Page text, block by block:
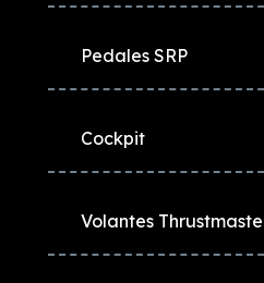
Pedales SRP
Cockpit
Volantes